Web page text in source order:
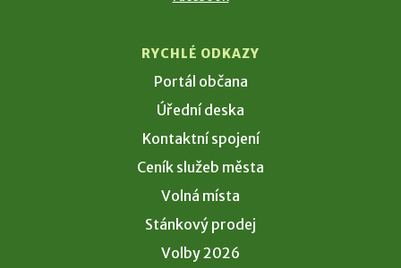
RYCHLÉ ODKAZY
Portál občana
Úřední deska
Kontaktní spojení
Ceník služeb města
Volná místa
Stánkový prodej
Volby 2026